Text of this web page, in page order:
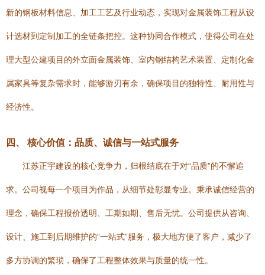
新的钢板材料信息、加工工艺及行业动态，实现对金属装饰工程从设
计选材到定制加工的全链条把控。这种协同合作模式，使得公司在处
理大型公建项目的外立面金属装饰、室内钢结构艺术装置、定制化金
属家具等复杂需求时，能够游刃有余，确保项目的独特性、耐用性与
经济性。
四、 核心价值：品质、诚信与一站式服务
江苏正宇建设的核心竞争力，归根结底在于对“品质”的不懈追
求。公司视每一个项目为作品，从细节处彰显专业。秉承诚信经营的
理念，确保工程报价透明、工期如期、售后无忧。公司提供从咨询、
设计、施工到后期维护的“一站式”服务，极大地方便了客户，减少了
多方协调的繁琐，确保了工程整体效果与质量的统一性。